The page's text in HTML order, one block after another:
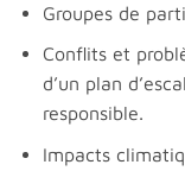
Groupes de
Conflits et
d’un plan
responsible.
Impacts